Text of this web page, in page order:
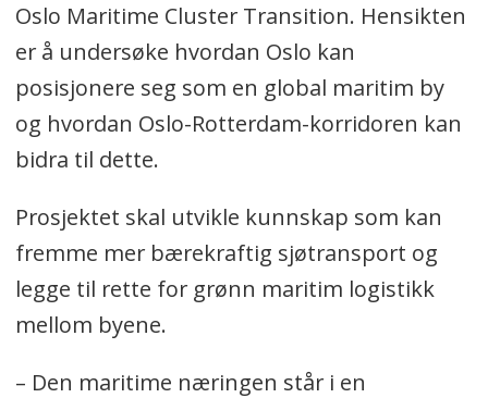
Oslo Maritime Cluster Transition. Hensikten
er å undersøke hvordan Oslo kan
posisjonere seg som en global maritim by
og hvordan Oslo-Rotterdam-korridoren kan
bidra til dette.
Prosjektet skal utvikle kunnskap som kan
fremme mer bærekraftig sjøtransport og
legge til rette for grønn maritim logistikk
mellom byene.
– Den maritime næringen står i en